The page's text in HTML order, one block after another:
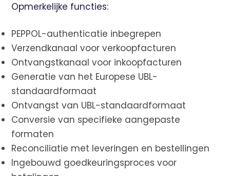
Opmerkelijke functies:
PEPPOL-authenticatie inbegrepen
Verzendkanaal voor verkoopfacturen
Ontvangstkanaal voor inkoopfacturen
Generatie van het Europese UBL-
standaardformaat
Ontvangst van UBL-standaardformaat
Conversie van specifieke aangepaste
formaten
Reconciliatie met leveringen en bestellingen
Ingebouwd goedkeuringsproces voor